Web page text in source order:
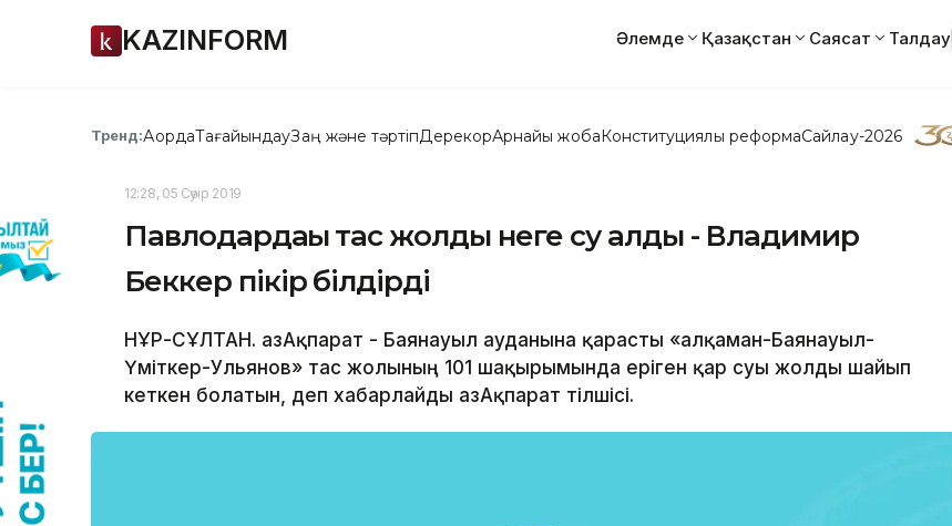
KAZINFORM Әлемде Қазақстан Саясат Талдау
Тренд:АқордаТағайындауЗаң және тәртіпДерекқорАрнайы жобаКонституциялық реформаСайлау-2026
12:28, 05 Сәуір 2019
Павлодардағы тас жолды неге су алды - Владимир
Беккер пікір білдірді
НҰР-СҰЛТАН. ҚазАқпарат - Баянауыл ауданына қарасты «Қалқаман-Баянауыл-
Үміткер-Ульянов» тас жолының 101 шақырымында еріген қар суы жолды шайып
кеткен болатын, деп xабарлайды ҚазАқпарат тілшісі.